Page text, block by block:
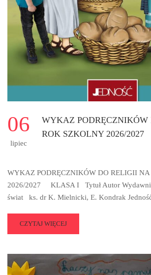
06
lipiec
WYKAZ
ROK SZKOLNY 2026/2027
WYKAZ PODRĘCZNIKÓW DO RELIGII
2026/2027 KLASA I Tytuł Autor
świat ks. dr K. Mielnicki, E. Kondrak
READ
MORE
WYKAZ
PODRĘCZNIKÓW
DO
CZYTAJ WIĘCEJ